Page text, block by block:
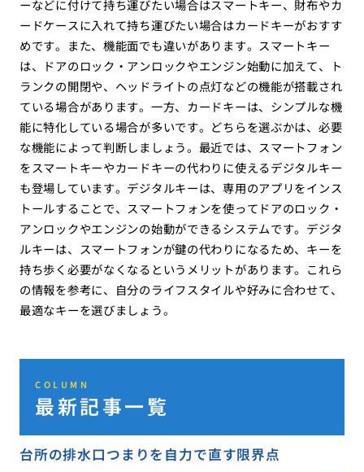
ーなどに付けて持ち運びたい場合はスマートキー、財布やカ
ードケースに入れて持ち運びたい場合はカードキーがおすす
めです。また、機能面でも違いがあります。スマートキー
は、ドアのロック・アンロックやエンジン始動に加えて、ト
ランクの開閉や、ヘッドライトの点灯などの機能が搭載され
ている場合があります。一方、カードキーは、シンプルな機
能に特化している場合が多いです。どちらを選ぶかは、必要
な機能によって判断しましょう。最近では、スマートフォン
をスマートキーやカードキーの代わりに使えるデジタルキー
も登場しています。デジタルキーは、専用のアプリをインス
トールすることで、スマートフォンを使ってドアのロック・
アンロックやエンジンの始動ができるシステムです。デジタ
ルキーは、スマートフォンが鍵の代わりになるため、キーを
持ち歩く必要がなくなるというメリットがあります。これら
の情報を参考に、自分のライフスタイルや好みに合わせて、
最適なキーを選びましょう。
COLUMN
最新記事一覧
台所の排水口つまりを自力で直す限界点